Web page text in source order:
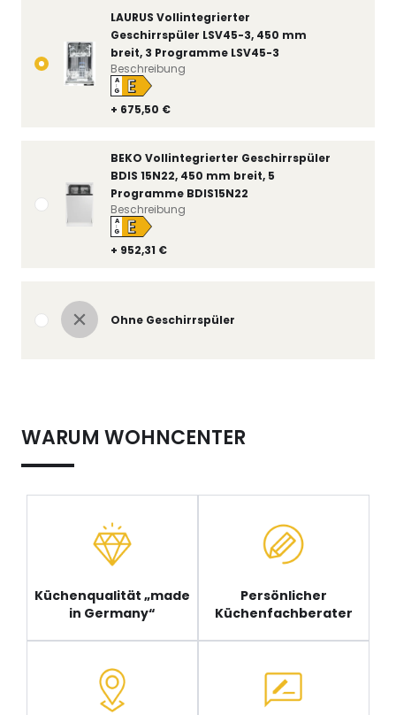
LAURUS Vollintegrierter
Geschirrspüler LSV45-3, 450 mm
breit, 3 Programme LSV45-3
+ 675,50 €
A
↑
G E
Beschreibung
BEKO Vollintegrierter Geschirrspüler
BDIS 15N22, 450 mm breit, 5
Programme BDIS15N22
+ 952,31 €
A
↑
G E
Beschreibung
Ohne Geschirrspüler
WARUM WOHNCENTER
Küchenqualität „made
in Germany“
Persönlicher
Küchenfachberater